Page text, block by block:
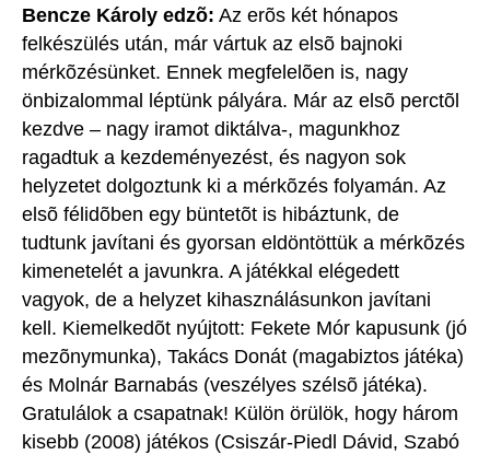
Bencze Károly edzõ: Az erõs két hónapos
felkészülés után, már vártuk az elsõ bajnoki
mérkõzésünket. Ennek megfelelõen is, nagy
önbizalommal léptünk pályára. Már az elsõ perctõl
kezdve – nagy iramot diktálva-, magunkhoz
ragadtuk a kezdeményezést, és nagyon sok
helyzetet dolgoztunk ki a mérkõzés folyamán. Az
elsõ félidõben egy büntetõt is hibáztunk, de
tudtunk javítani és gyorsan eldöntöttük a mérkõzés
kimenetelét a javunkra. A játékkal elégedett
vagyok, de a helyzet kihasználásunkon javítani
kell. Kiemelkedõt nyújtott: Fekete Mór kapusunk (jó
mezõnymunka), Takács Donát (magabiztos játéka)
és Molnár Barnabás (veszélyes szélsõ játéka).
Gratulálok a csapatnak! Külön örülök, hogy három
kisebb (2008) játékos (Csiszár-Piedl Dávid, Szabó